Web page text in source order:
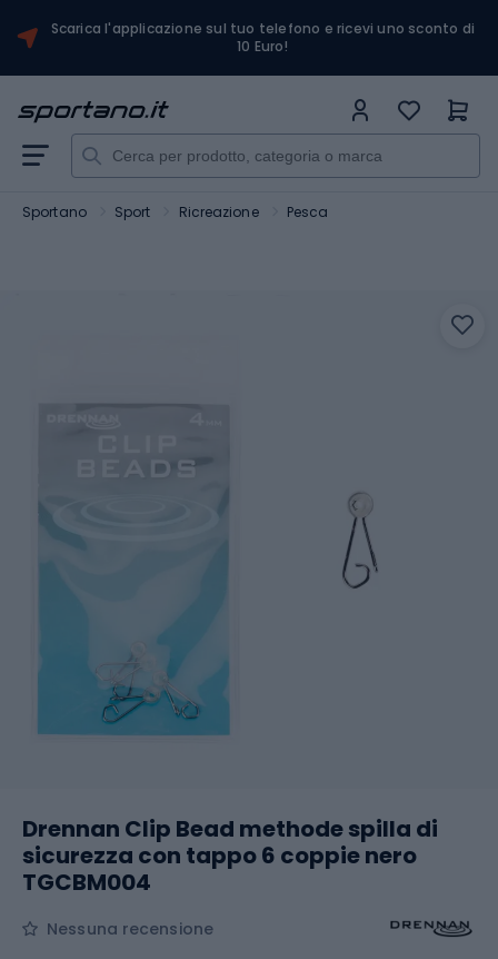
Scarica l'applicazione sul tuo telefono e ricevi uno sconto di
10 Euro!
Sportano Sport Ricreazione Pesca
Drennan Clip Bead methode spilla di
sicurezza con tappo 6 coppie nero
TGCBM004
Nessuna recensione